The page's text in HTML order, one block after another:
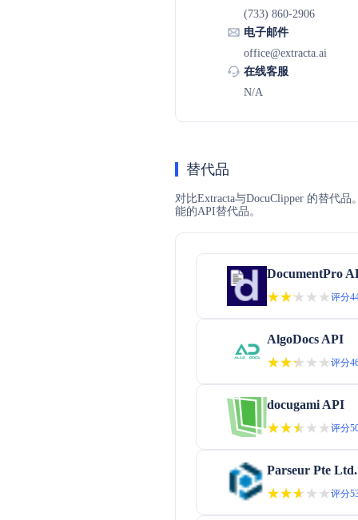
(733) 860-2906
电子邮件
office@extracta.ai
在线客服
N/A
替代品
对比Extracta与DocuClipper 的替代
能的API替代品。
DocumentPro
★★★★★
★★★★★评分
AlgoDocs API
★★★★★
★★★★★评分
docugami API
★★★★★
★★★★★评分
Parseur Pte
★★★★★
★★★★★评分